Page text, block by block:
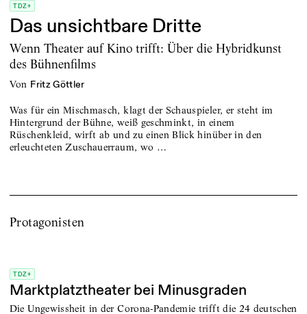
TDZ+
Das unsichtbare Dritte
Wenn Theater auf Kino trifft: Über die Hybridkunst
des Bühnenfilms
von Fritz Göttler
Was für ein Mischmasch, klagt der Schauspieler, er steht im
Hintergrund der Bühne, weiß geschminkt, in einem
Rüschenkleid, wirft ab und zu einen Blick hinüber in den
erleuchteten ­Zuschauerraum, wo …
Protagonisten
TDZ+
Marktplatztheater bei Minusgraden
Die Ungewissheit in der Corona-Pandemie trifft die 24 deutschen